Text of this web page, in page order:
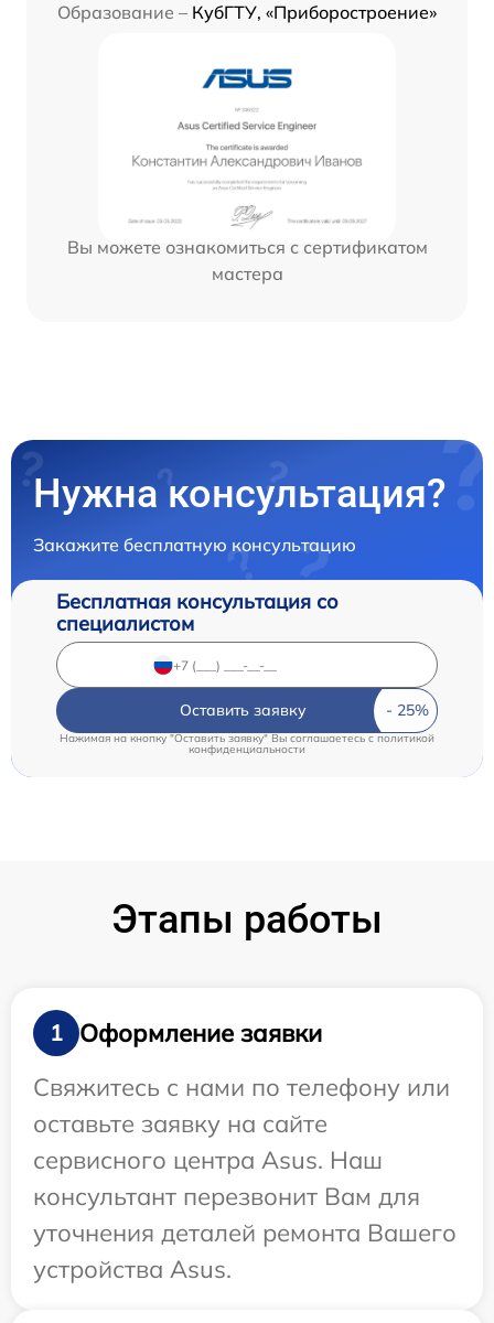
Образование – КубГТУ, «Приборостроение»
Вы можете ознакомиться с сертификатом
мастера
Нужна консультация?
Закажите бесплатную консультацию
Бесплатная консультация со
специалистом
Оставить заявку
Нажимая на кнопку "Оставить заявку" Вы соглашаетесь c политикой
конфиденциальности
Этапы работы
1
Оформление заявки
Свяжитесь с нами по телефону или
оставьте заявку на сайте
сервисного центра Asus. Наш
консультант перезвонит Вам для
уточнения деталей ремонта Вашего
устройства Asus.